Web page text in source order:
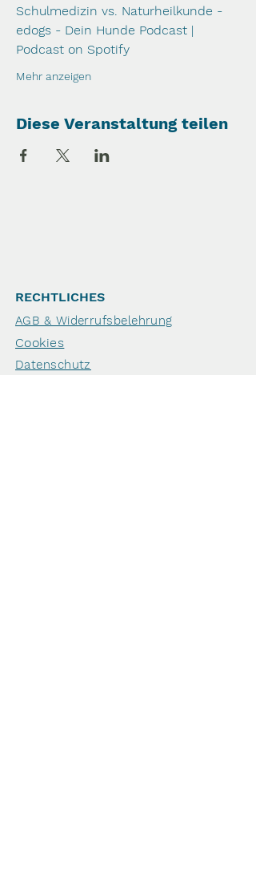
Schulmedizin vs. Naturheilkunde -
edogs - Dein Hunde Podcast |
Podcast on Spotify
Mehr anzeigen
Diese Veranstaltung teilen
RECHTLICHES
AGB & Widerrufsbelehrung
Cookies
Datenschutz